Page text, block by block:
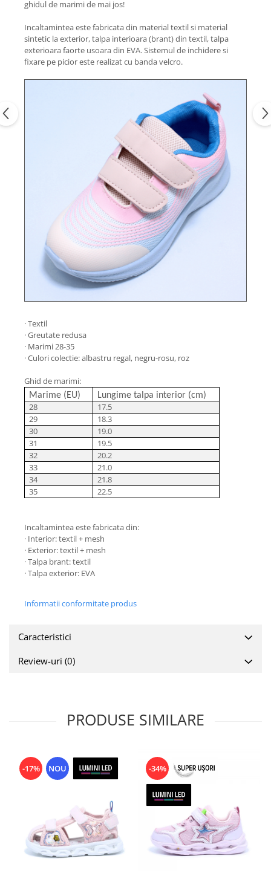
ghidul de marimi de mai jos!
Incaltamintea este fabricata din material textil si material
sintetic la exterior, talpa interioara (brant) din textil, talpa
exterioara faorte usoara din EVA. Sistemul de inchidere si
fixare pe picior este realizat cu banda velcro.
· Textil
· Greutate redusa
· Marimi 28-35
· Culori colectie: albastru regal, negru-rosu, roz
Ghid de marimi:
Marime (EU) Lungime talpa interior (cm)
28
17.5
29
18.3
30
19.0
31
19.5
32
20.2
33
21.0
34
21.8
35
22.5
Incaltamintea este fabricata din:
· Interior: textil + mesh
· Exterior: textil + mesh
· Talpa brant: textil
· Talpa exterior: EVA
Informatii conformitate produs
Caracteristici
Review-uri (0)
PRODUSE SIMILARE
-17% NOU -34%